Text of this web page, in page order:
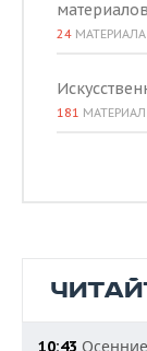
материалов
24 МАТЕРИАЛА
181 МАТЕРИАЛ
10:43